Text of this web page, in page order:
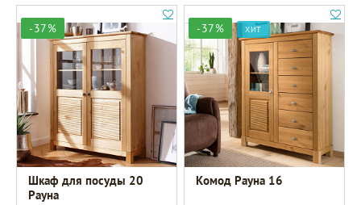
-37%
Шкаф для посуды 20
Рауна
-37% ХИТ
Комод Рауна 16